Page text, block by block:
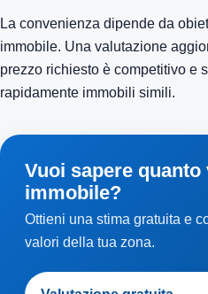
La convenienza dipende da
immobile. Una valutazione
prezzo richiesto è competitivo e
rapidamente immobili simili.
Vuoi sapere quanto
immobile?
Ottieni una stima gratuita e
valori della tua zona.